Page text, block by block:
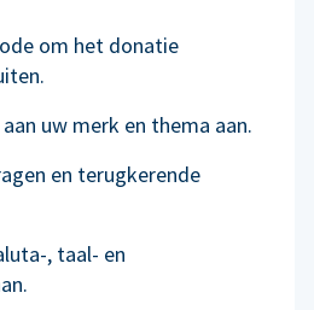
om het donatie
uw merk en thema aan.
en terugkerende
, taal- en